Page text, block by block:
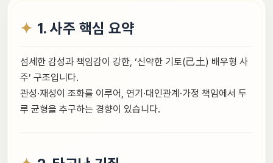
1. 사주 핵심 요약
섬세한 감성과 책임감이 강한, ‘신약한 기토(己土) 배우형 사
주’ 구조입니다.
관성·재성이 조화를 이루어, 연기·대인관계·가정 책임에서 두
루 균형을 추구하는 경향이 있습니다.